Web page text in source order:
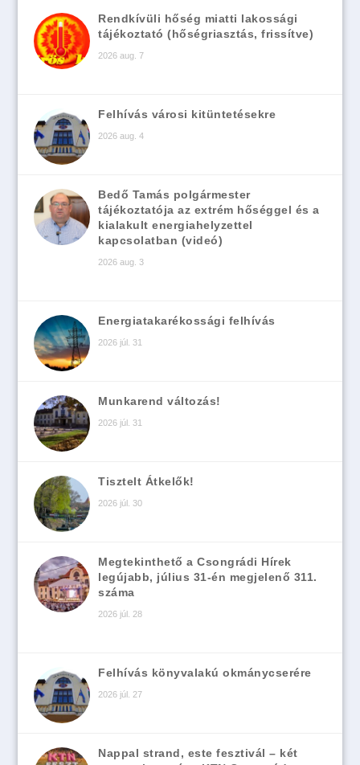
Rendkívüli hőség miatti lakossági
tájékoztató (hőségriasztás, frissítve)
2026 aug. 7
Felhívás városi kitüntetésekre
2026 aug. 4
Bedő Tamás polgármester
tájékoztatója az extrém hőséggel és a
kialakult energiahelyzettel
kapcsolatban (videó)
2026 aug. 3
Energiatakarékossági felhívás
2026 júl. 31
Munkarend változás!
2026 júl. 31
Tisztelt Átkelők!
2026 júl. 30
Megtekinthető a Csongrádi Hírek
legújabb, július 31-én megjelenő 311.
száma
2026 júl. 28
Felhívás könyvalakú okmánycserére
2026 júl. 27
Nappal strand, este fesztivál – két